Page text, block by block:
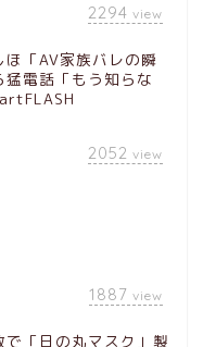
2294 view
ほ「AV家族バレの瞬
猛電話「もう知らな
2052 view
1887 view
で「日の丸マスク」製